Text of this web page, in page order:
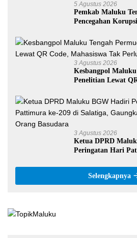
5 Agustus 2026
Pemkab Maluku
Pencegahan
3 Agustus 2026
Kesbangpol
Penelitian Lewat
3 Agustus 2026
Ketua DPRD
Peringatan Hari
Basudara
Selengkapnya